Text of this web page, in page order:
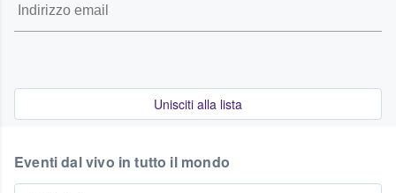
Unisciti alla lista
Eventi dal vivo in tutto il mondo